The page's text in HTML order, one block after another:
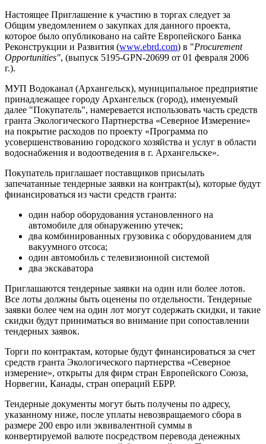
Настоящее Приглашение к участию в торгах следует за
Общим уведомлением о закупках для данного проекта,
которое было опубликовано на сайте Европейского Банка
Реконструкции и Развития (www.ebrd.com) в "Procurement
Opportunities", (выпуск 5195-GPN-20699 от 01 февраля 2006
г.).
МУП Водоканал (Архангельск), муниципальное предприятие
принадлежащее городу Архангельск (город), именуемый
далее "Покупатель", намеревается использовать часть средств
гранта Экологического Партнерства «Северное Измерение»
на покрытие расходов по проекту «Программа по
усовершенствованию городского хозяйства и услуг в области
водоснабжения и водоотведения в г. Архангельске».
Покупатель приглашает поставщиков присылать
запечатанные тендерные заявки на контракт(ы), которые будут
финансироваться из части средств гранта:
один набор оборудования установленного на
автомобиле для обнаружению утечек;
два комбинированных грузовика с оборудованием для
вакуумного отсоса;
один автомобиль с телевизионной системой
два экскаватора
Приглашаются тендерные заявки на один или более лотов.
Все лоты должны быть оценены по отдельности. Тендерные
заявки более чем на один лот могут содержать скидки, и такие
скидки будут приниматься во внимание при сопоставлении
тендерных заявок.
Торги по контрактам, которые будут финансироваться за счет
средств гранта Экологического партнерства «Северное
измерение», открыты для фирм стран Европейского Союза,
Норвегии, Канады, стран операций ЕБРР.
Тендерные документы могут быть получены по адресу,
указанному ниже, после уплаты невозвращаемого сбора в
размере 200 евро или эквивалентной суммы в
конвертируемой валюте посредством перевода денежных